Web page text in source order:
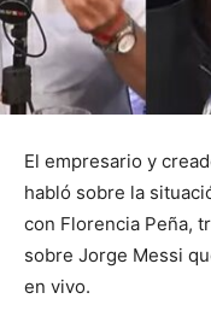
El empresario y
habló sobre la
con Florencia Peña,
sobre Jorge Messi
en vivo.